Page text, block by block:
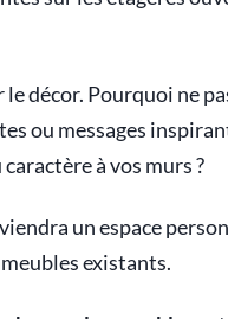
décor. Pourquoi ne
ou messages
à vos murs ?
un espace
existants.